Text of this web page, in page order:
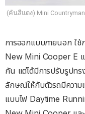
(คันสีแดง) Mini
การออกแบบภายนอก ใ
New Mini Cooper E แ
กัน แต่ได้มีการปรับรูปทร
ลักษณ์ให้กับตัวรถมีควา
แบบไฟ Daytime